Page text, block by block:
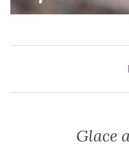
Glace